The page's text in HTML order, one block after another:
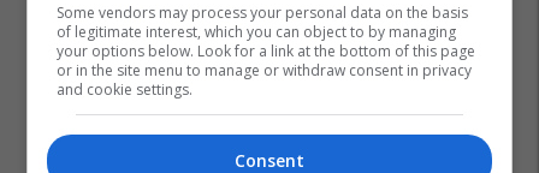
Some vendors may process your personal data on the basis
of legitimate interest, which you can object to by managing
your options below. Look for a link at the bottom of this page
or in the site menu to manage or withdraw consent in privacy
and cookie settings.
Consent